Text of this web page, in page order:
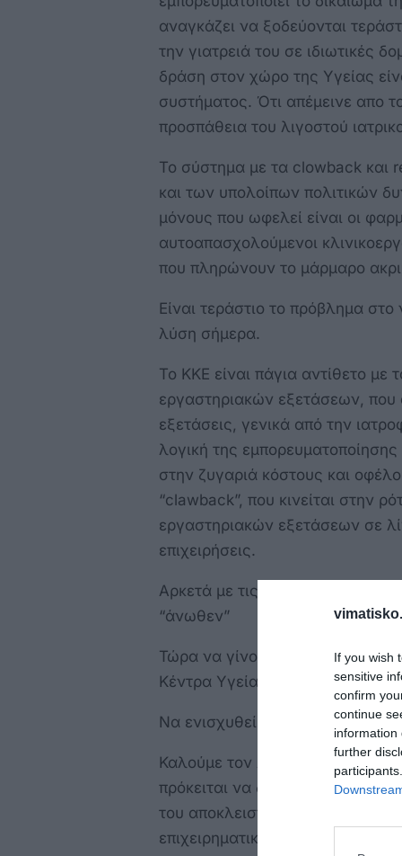
If you wish
sensitive
confirm
continue
information
further
αναγκάζει να ξοδεύονται
την γιατρειά του σε ιδιωτικές
δράση στον χώρο της Υγείας
συστήματος. Ότι απέμεινε απο
προσπάθεια του λιγοστού
Το σύστημα με τα clowback και
και των υπολοίπων πολιτικών
μόνους που ωφελεί είναι οι
αυτοαπασχολούμενοι
που πληρώνουν το μάρμαρο
Είναι τεράστιο το πρόβλημα
λύση σήμερα.
Το ΚΚΕ είναι πάγια αντίθετο
εργαστηριακών εξετάσεων, που
εξετάσεις, γενικά από την
λογική της
στην ζυγαριά κόστους και
“clawback”, που κινείται στην
εργαστηριακών εξετάσεων σε
επιχειρήσεις.
Αρκετά με τις καθυστερήσεις,
“άνωθεν”
Τώρα να γίνουν προσλήψεις
Κέντρα Υγείας.
Να ενισχυθεί τεχνολογικός
Καλούμε τον λαό της Κω να
πρόκειται να δώσει λύση στα
του αποκλειστικά δημόσιου και
επιχειρηματικής